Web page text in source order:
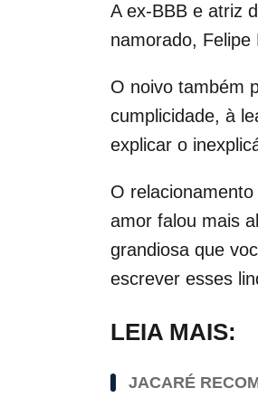
A ex-BBB e atriz
namorado,
O noivo também
cumplicidade, à
explicar o
O
amor falou mais
grandiosa que
escrever esses
LEIA MAIS:
JACARÉ